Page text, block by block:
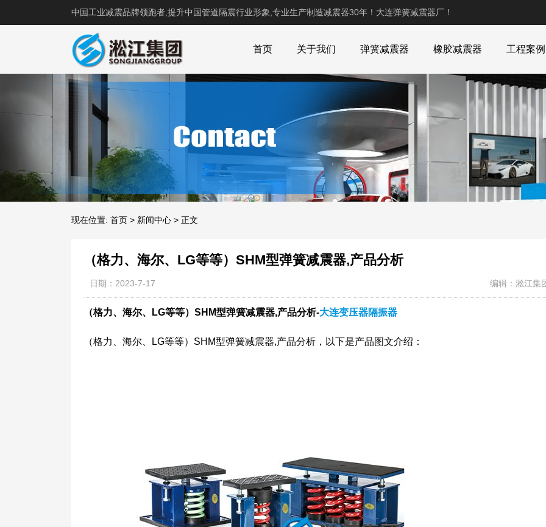
中国工业减震品牌领跑者,提升中国管道隔震行业形象,专业生产制造减震器30年！大连弹簧减震器厂！
首页 关于我们 弹簧减震器 橡胶减震器 工程案例
现在位置: 首页 > 新闻中心 > 正文
（格力、海尔、LG等等）SHM型弹簧减震器,产品分析
日期：2023-7-17 编辑：淞江集
（格力、海尔、LG等等）SHM型弹簧减震器,产品分析-大连变压器隔振器
（格力、海尔、LG等等）SHM型弹簧减震器,产品分析，以下是产品图文介绍：